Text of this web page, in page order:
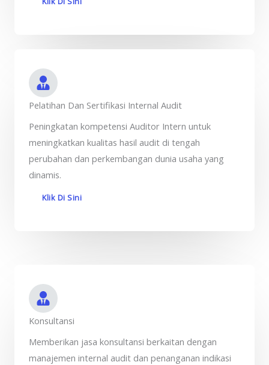
Pelatihan Dan Sertifikasi Internal Audit
Peningkatan kompetensi Auditor Intern untuk
meningkatkan kualitas hasil audit di tengah
perubahan dan perkembangan dunia usaha yang
dinamis.
Klik Di Sini
Konsultansi
Memberikan jasa konsultansi berkaitan dengan
manajemen internal audit dan penanganan indikasi